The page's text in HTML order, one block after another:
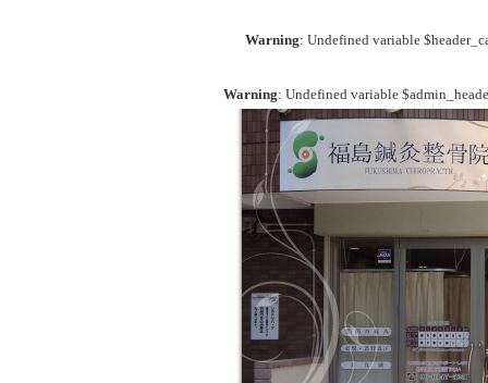
Warning: Undefined variable
Warning: Undefined variable